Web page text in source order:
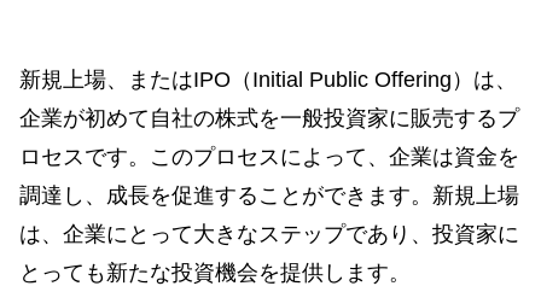
新規上場、またはIPO（Initial Public Offering）は、
企業が初めて自社の株式を一般投資家に販売するプ
ロセスです。このプロセスによって、企業は資金を
調達し、成長を促進することができます。新規上場
は、企業にとって大きなステップであり、投資家に
とっても新たな投資機会を提供します。